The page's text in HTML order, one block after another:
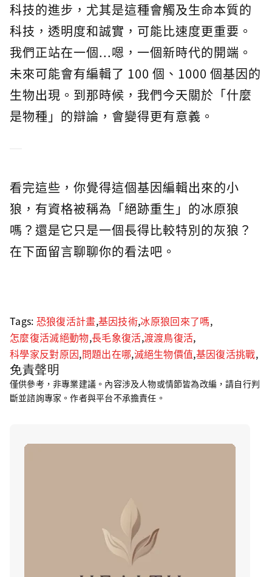
科技的進步，尤其是這種會觸及生命本質的
科技，透明度和誠實，可能比速度更重要。
我們正站在一個...嗯，一個新時代的開端。
未來可能會有編輯了 100 個、1000 個基因的
生物出現。到那時候，我們今天關於「什麼
是物種」的辯論，會變得更有意義。
看完這些，你覺得這個基因編輯出來的小
狼，有資格被稱為「絕跡重生」的冰原狼
嗎？還是它只是一個長得比較特別的灰狼？
在下面留言聊聊你的看法吧。
Tags: 恐狼復活計畫,基因技術,冰原狼回來了嗎,
怎麼復活滅絕動物,長毛象復活,渡渡鳥復活,
科學家反對原因,問題出在哪,滅絕生物價值,基因復活挑戰,
免責聲明
僅供參考，非專業建議。內容涉及人物或情節皆為改編，請自行判
斷並諮詢專家。作者與平台不承擔責任。